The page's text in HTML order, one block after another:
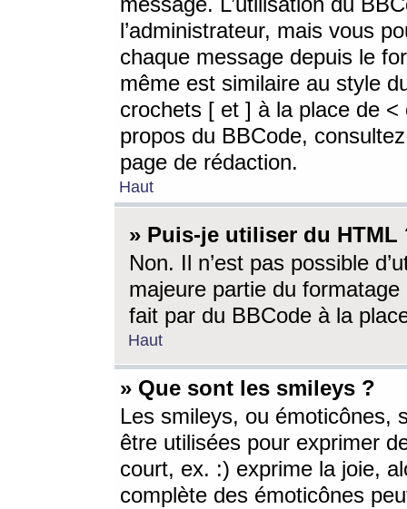
l’administrateur, mais vous
chaque message depuis le
même est similaire au style
crochets [ et ] à la place de <
propos du BBCode,
page de rédaction.
Haut
» Puis-je utiliser du HTML
Non. Il n’est pas possible
majeure partie du
fait par du BBCode à la
Haut
» Que sont les smileys ?
Les smileys, ou émoticônes,
être utilisées pour exprimer
court, ex. :) exprime la joie,
complète des émoticônes